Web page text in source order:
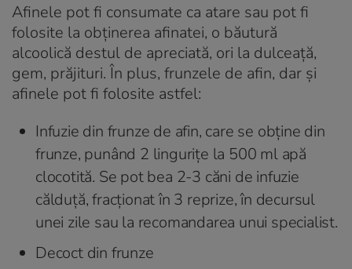
Afinele pot fi consumate ca atare sau pot fi
folosite la obținerea afinatei, o băutură
alcoolică destul de apreciată, ori la dulceață,
gem, prăjituri. În plus, frunzele de afin, dar și
afinele pot fi folosite astfel:
Infuzie din frunze de afin, care se obține din
frunze, punând 2 lingurițe la 500 ml apă
clocotită. Se pot bea 2-3 căni de infuzie
călduță, fracționat în 3 reprize, în decursul
unei zile sau la recomandarea unui specialist.
Decoct din frunze